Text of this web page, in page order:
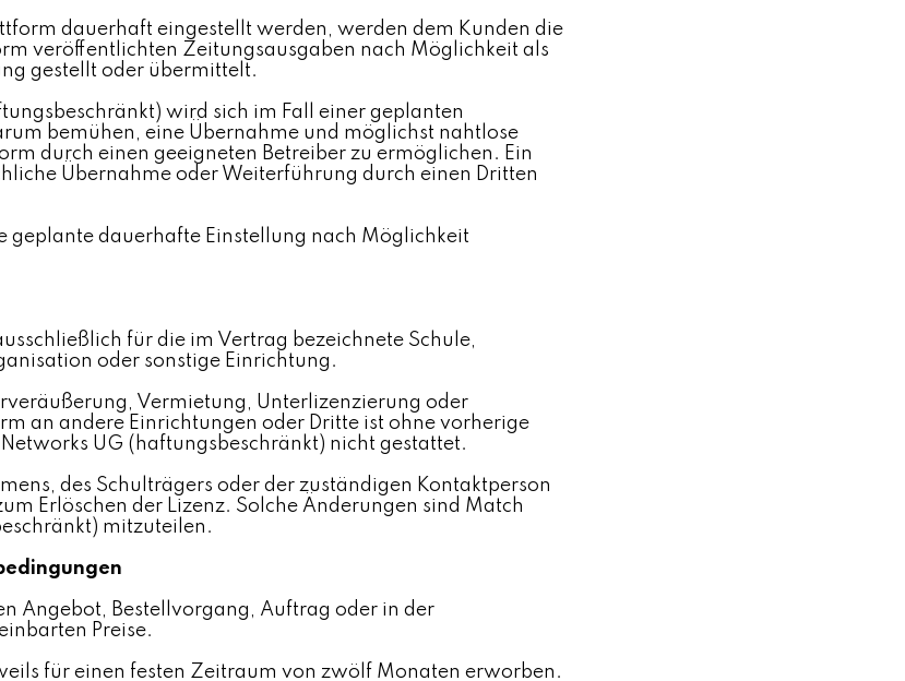
dauerhaft eingestellt werden, werden dem Kunden die
veröffentlichten Zeitungsausgaben nach Möglichkeit als
gestellt oder übermittelt.
wird sich im Fall einer geplanten
bemühen, eine Übernahme und möglichst nahtlose
durch einen geeigneten Betreiber zu ermöglichen. Ein
Übernahme oder Weiterführung durch einen Dritten
geplante dauerhafte Einstellung nach Möglichkeit
für die im Vertrag bezeichnete Schule,
oder sonstige Einrichtung.
Vermietung, Unterlizenzierung oder
an andere Einrichtungen oder Dritte ist ohne vorherige
UG (haftungsbeschränkt) nicht gestattet.
des Schulträgers oder der zuständigen Kontaktperson
Erlöschen der Lizenz. Solche Änderungen sind Match
mitzuteilen.
Angebot, Bestellvorgang, Auftrag oder in der
Preise.
für einen festen Zeitraum von zwölf Monaten erworben.